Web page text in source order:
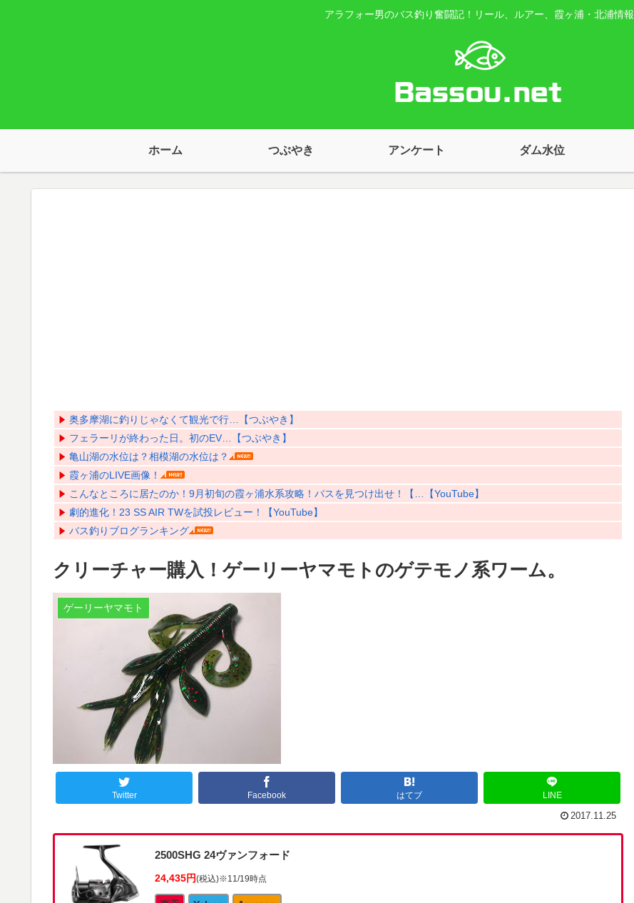
アラフォー男のバス釣り奮闘記！リール、ルアー、霞ヶ浦・北浦情報
ホーム つぶやき アンケート ダム水位
奥多摩湖に釣りじゃなくて観光で行…【つぶやき】
フェラーリが終わった日。初のEV…【つぶやき】
亀山湖の水位は？相模湖の水位は？
霞ヶ浦のLIVE画像！
こんなところに居たのか！9月初旬の霞ヶ浦水系攻略！バスを見つけ出せ！【…【YouTube】
劇的進化！23 SS AIR TWを試投レビュー！【YouTube】
バス釣りブログランキング
クリーチャー購入！ゲーリーヤマモトのゲテモノ系ワーム。
ゲーリーヤマモト
Twitter Facebook はてブ LINE
2017.11.25
2500SHG 24ヴァンフォード
24,435円(税込)※11/19時点